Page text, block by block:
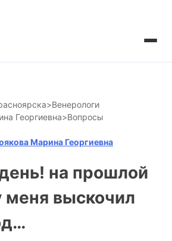
>Венерологи
Георгиевна>Вопросы
Марина Георгиевна
на прошлой
меня выскочил